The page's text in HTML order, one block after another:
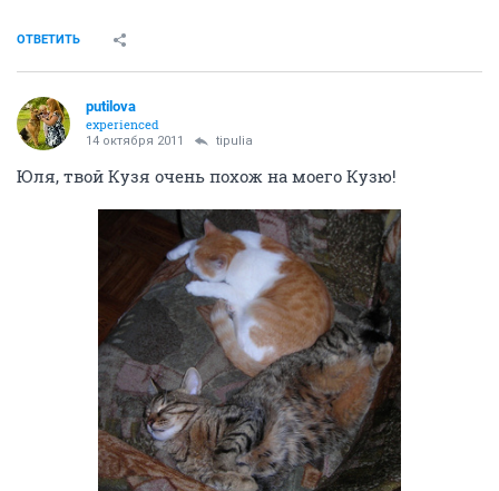
ОТВЕТИТЬ
putilova
experienced
14 октября 2011 tipulia
Юля, твой Кузя очень похож на моего Кузю!